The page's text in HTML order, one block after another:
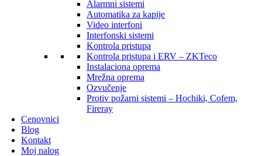
Alarmni sistemi
Automatika za kapije
Video interfoni
Interfonski sistemi
Kontrola pristupa
Kontrola pristupa i ERV – ZKTeco
Instalaciona oprema
Mrežna oprema
Ozvučenje
Protiv požarni sistemi – Hochiki, Cofem,
Fireray
Cenovnici
Blog
Kontakt
Moj nalog